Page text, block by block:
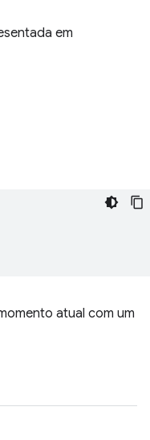
em
atual com um